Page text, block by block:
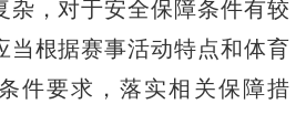
杂，对于安全保障条件有较
当根据赛事活动特点和体育
件要求，落实相关保障措